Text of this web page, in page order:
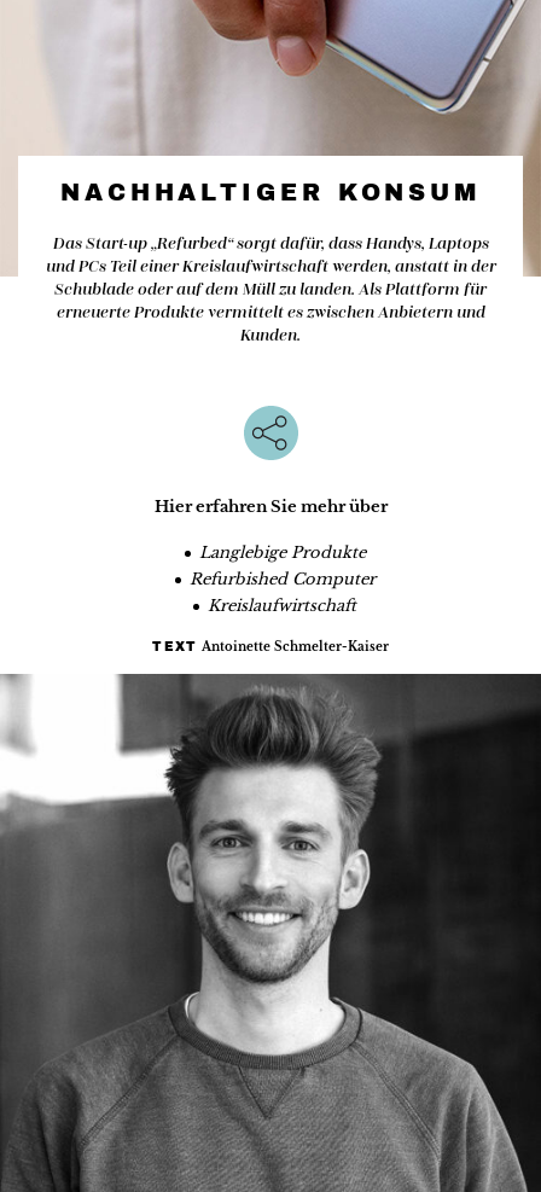
NACHHALTIGER KONSUM
Das Start-up „Refurbed“ sorgt dafür, dass Handys, Laptops
und PCs Teil einer Kreislaufwirtschaft werden, anstatt in der
Schublade oder auf dem Müll zu landen. Als Plattform für
erneuerte Produkte vermittelt es zwischen Anbietern und
Kunden.
Hier erfahren Sie mehr über
Langlebige Produkte
Refurbished Computer
Kreislaufwirtschaft
TEXT Antoinette Schmelter-Kaiser